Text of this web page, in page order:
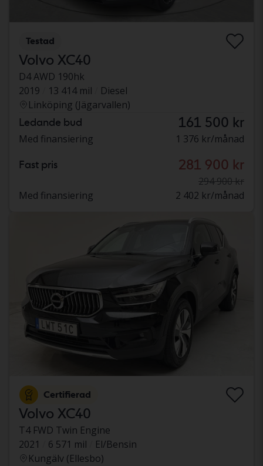
Testad
Volvo XC40
D4 AWD 190hk
2019
13 414 mil
Diesel
Linköping (Jägarvallen)
Ledande bud 161 500 kr
Med finansiering 1 376 kr/månad
Fast pris 281 900 kr
294 900 kr
Med finansiering
2 402 kr/månad
Certifierad
Volvo XC40
T4 FWD Twin Engine
2021
6 571 mil
El/Bensin
Kungälv (Ellesbo)